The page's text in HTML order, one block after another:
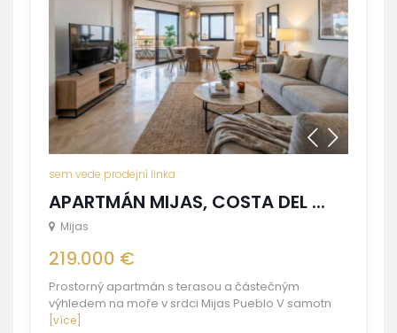
sem vede prodejní linka
APARTMÁN MIJAS, COSTA DEL ...
Mijas
219.000 €
Prostorný apartmán s terasou a částečným
výhledem na moře v srdci Mijas Pueblo V samotn
[více]